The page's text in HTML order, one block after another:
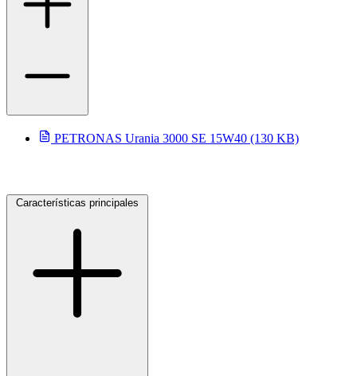
PETRONAS Urania 3000 SE 15W40 (130 KB)
Características principales